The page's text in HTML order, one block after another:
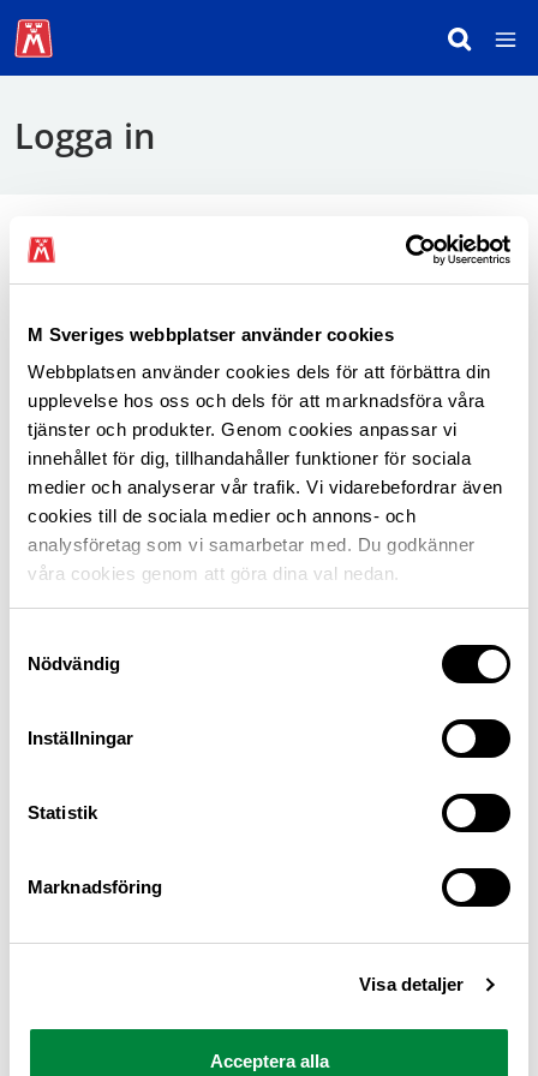
M Sveriges webbplatser använder cookies
Webbplatsen använder cookies dels för att förbättra din
upplevelse hos oss och dels för att marknadsföra våra
tjänster och produkter. Genom cookies anpassar vi
innehållet för dig, tillhandahåller funktioner för sociala
medier och analyserar vår trafik. Vi vidarebefordrar även
cookies till de sociala medier och annons- och
analysföretag som vi samarbetar med. Du godkänner
våra cookies genom att göra dina val nedan.
Nödvändig
Inställningar
Statistik
Marknadsföring
Visa detaljer
Acceptera alla
Logga in
För att logga in behöver du använda mobilt
BankID.
Logga in som medlem
M Sverige är Sveriges största konsumentorganisation
för bilister och andra trafikanter
Ansvarig utgivare: Heléne Lilja
Pressrum
Om oss